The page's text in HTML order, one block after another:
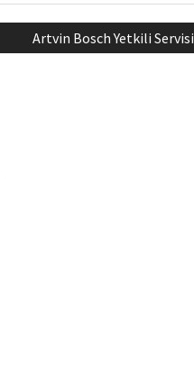
Next
post:
Artvin Bosch Yetkili Servisi